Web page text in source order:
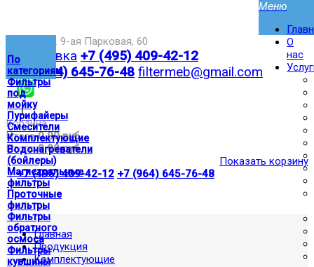
По
категориям
Фильтры
под
мойку
Пурифайеры
Смесители
Комплектующие
Водонагреватели
(бойлеры)
Магистральные
фильтры
Проточные
фильтры
Фильтры
обратного
осмоса
Фильтры
кувшины
Москва,ул. 9-ая Парковая, 60
Доставка +7 (495) 409-42-12
+7 (964) 645-76-48 filtermeb@gmail.com
|
Корзина:
Итого0.00 руб
Итого0.00 руб
Показать корзину
| +7 (495) 409-42-12 +7 (964) 645-76-48
О
нас
Главная
Продукция
Комплектующие